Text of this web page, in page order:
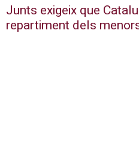
Junts exigeix que
repartiment dels